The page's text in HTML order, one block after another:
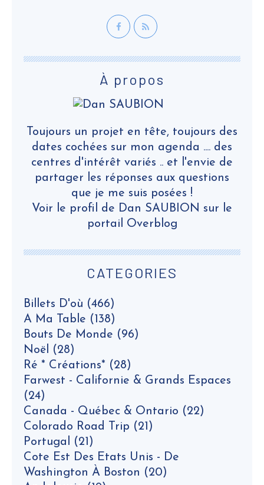
CATEGORIES
Billets D'où (466)
A Ma Table (138)
Bouts De Monde (96)
Noël (28)
Ré * Créations* (28)
Farwest - Californie & Grands Espaces
(24)
Canada - Québec & Ontario (22)
Colorado Road Trip (21)
Portugal (21)
Cote Est Des Etats Unis - De
Washington À Boston (20)
À propos
Toujours un projet en tête, toujours des
dates cochées sur mon agenda .... des
centres d'intérêt variés .. et l'envie de
partager les réponses aux questions
que je me suis posées !
Voir le profil de Dan SAUBION sur le
portail Overblog